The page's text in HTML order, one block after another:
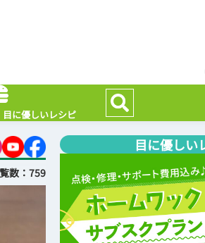
目に優しいレシピ
数： 759
目に優しい